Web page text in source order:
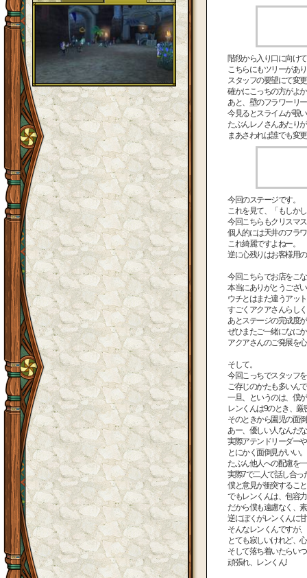
階段から入り口に向け
こちらにもツリーがあ
スタッフの要望にて変
確かにこっちの方がよ
あと、壁のフラワーリ
今見るとスライムが覗
たぶんレノさんあたり
まあさわれば誰でも変
今回のステージです。
これを見て、「もしか
今回こちらもクリスマ
個人的には天井のフラ
これ綺麗ですよねー。
逆に心残りはお客様用
今回こちらでお店をこ
本当にありがとうござ
ウチとはまた違うアッ
すごくアクアさんらし
あとステージの完成度
ぜひまたご一緒になに
アクアさんのご発展を
そして。
今回こっちでスタッフ
ご存じのかたも多いん
一旦、というのは、僕
レンくんは9のとき、厳
そのときから園児の面
あー、優しい人なんだ
実際アテンドリーダー
とにかく面倒見がいい。
たぶん他人への配慮を
実際7で二人で話し合っ
僕と意見が衝突するこ
でもレンくんは、包容
だから僕も遠慮なく、
逆にぼくがレンくんに
そんなレンくんですが
とても寂しいけれど、
そして落ち着いたらい
頑張れ、レンくん!